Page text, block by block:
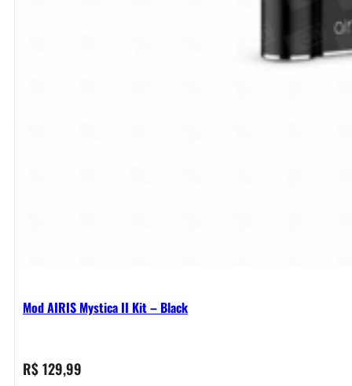
Mod AIRIS Mystica II Kit – Black
R$129,99